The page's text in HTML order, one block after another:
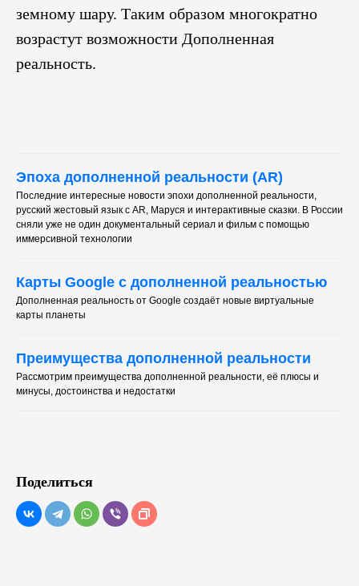
земному шару. Таким образом многократно
возрастут возможности Дополненная
реальность.
Эпоха дополненной реальности (AR)
Последние интересные новости эпохи дополненной реальности,
русский жестовый язык с AR, Маруся и интерактивные сказки. В России
сняли уже не один документальный сериал и фильм с помощью
иммерсивной технологии
Карты Google с дополненной реальностью
Дополненная реальность от Google создаёт новые виртуальные
карты планеты
Преимущества дополненной реальности
Рассмотрим преимущества дополненной реальности, её плюсы и
минусы, достоинства и недостатки
Поделиться